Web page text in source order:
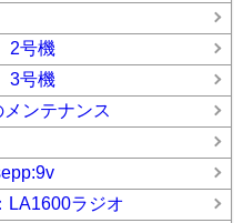
2号機
3号機
ンテナンス
ラジオ